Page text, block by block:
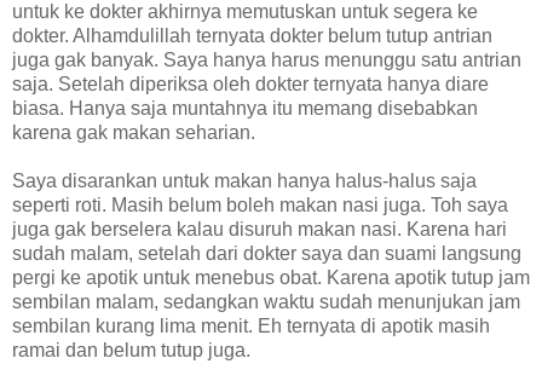
untuk ke dokter akhirnya memutuskan untuk segera ke
dokter. Alhamdulillah ternyata dokter belum tutup antrian
juga gak banyak. Saya hanya harus menunggu satu antrian
saja. Setelah diperiksa oleh dokter ternyata hanya diare
biasa. Hanya saja muntahnya itu memang disebabkan
karena gak makan seharian.
Saya disarankan untuk makan hanya halus-halus saja
seperti roti. Masih belum boleh makan nasi juga. Toh saya
juga gak berselera kalau disuruh makan nasi. Karena hari
sudah malam, setelah dari dokter saya dan suami langsung
pergi ke apotik untuk menebus obat. Karena apotik tutup jam
sembilan malam, sedangkan waktu sudah menunjukan jam
sembilan kurang lima menit. Eh ternyata di apotik masih
ramai dan belum tutup juga.